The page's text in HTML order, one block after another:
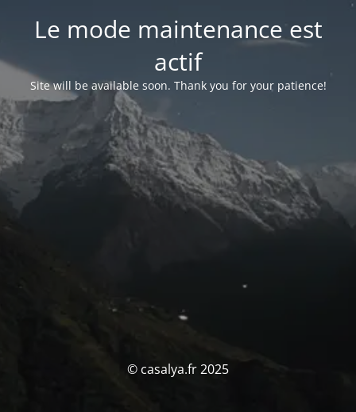
Le mode maintenance est
actif
Site will be available soon. Thank you for your patience!
© casalya.fr 2025